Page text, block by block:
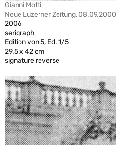
Gianni Motti
Neue Luzerner Zeitung, 08.09.2000
2006
serigraph
Edition von 5, Ed. 1/5
29.5 x 42 cm
signature reverse